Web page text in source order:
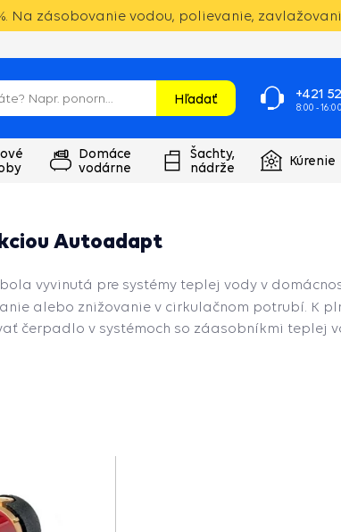
Na zásobovanie vodou, polievanie,
Hľadať +421
8:00 - 16:00
Domáce
vodárne
Šachty,
nádrže
Kúrenie
Autoadapt
bola vyvinutá pre systémy teplej vody v
alebo znižovanie v cirkulačnom potrubí. K
čerpadlo v systémoch so záasobníkmi teplej